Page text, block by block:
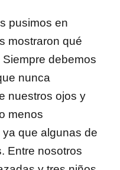
pusimos en
mostraron qué
debemos
nunca
nuestros ojos y
menos
que algunas de
Entre nosotros